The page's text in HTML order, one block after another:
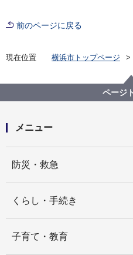
前のページに戻る
現在位置 横浜市トップページ
地産地消の取組「買う
よこはまの農畜産物を
ト店等)
ページ
メニュー
防災・救急
くらし・手続き
子育て・教育